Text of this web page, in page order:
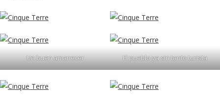
Un buen amanecer El pueblo ya sin tanto turista